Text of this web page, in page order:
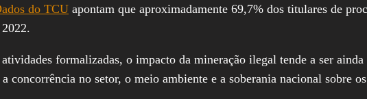
do TCU apontam que aproximadamente 69,7% dos titulares de
formalizadas, o impacto da mineração ilegal tende a ser ainda
no setor, o meio ambiente e a soberania nacional sobre